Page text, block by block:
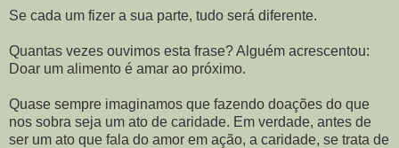
Se cada um fizer a sua parte, tudo será diferente.
Quantas vezes ouvimos esta frase? Alguém acrescentou:
Doar um alimento é amar ao próximo.
Quase sempre imaginamos que fazendo doações do que
nos sobra seja um ato de caridade. Em verdade, antes de
ser um ato que fala do amor em ação, a caridade, se trata de